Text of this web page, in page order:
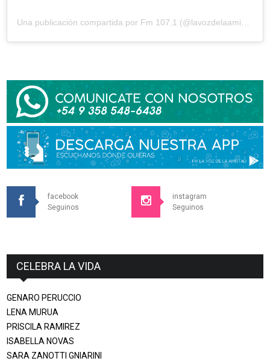
Una publicación compartida por Fm 107.1 (@lavozdelaamistad)
facebook
Seguinos
instagram
Seguinos
CELEBRA LA VIDA
GENARO PERUCCIO
LENA MURUA
PRISCILA RAMIREZ
ISABELLA NOVAS
SARA ZANOTTI GNIARINI